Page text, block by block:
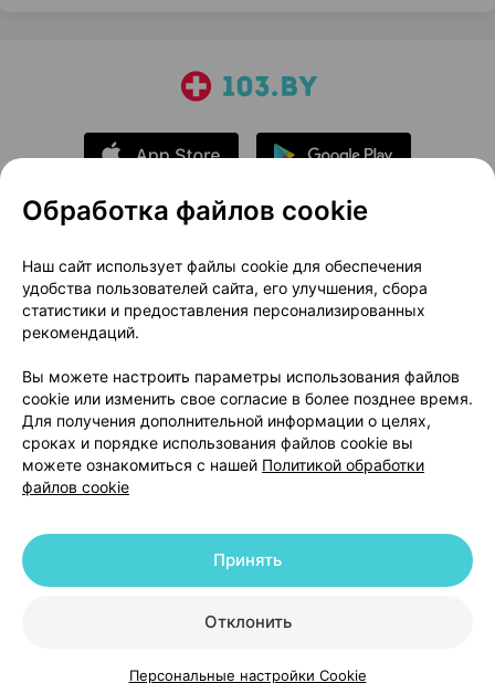
О проекте
Новости проекта
Размещение рекламы
Медицинский маркетинг
Публичный договор
Доставка
Способы оплаты
Вакансии
Партнеры
Написать руководителю 103.by
Написать в поддержку
Персональные настройки Cookie
© 2026 ООО «Артокс Лаб», УНП 191700409 | 220012, Республика Беларусь,
+375 291212755
Обработка файлов cookie
Наш сайт использует файлы cookie для обеспечения
удобства пользователей сайта, его улучшения, сбора
статистики и предоставления персонализированных
рекомендаций.
Вы можете настроить параметры использования файлов
cookie или изменить свое согласие в более позднее время.
Для получения дополнительной информации о целях,
сроках и порядке использования файлов cookie вы
можете ознакомиться с нашей Политикой обработки
файлов cookie
Отклонить
Принять
Персональные настройки Cookie